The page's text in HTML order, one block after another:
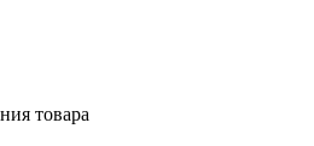
товара